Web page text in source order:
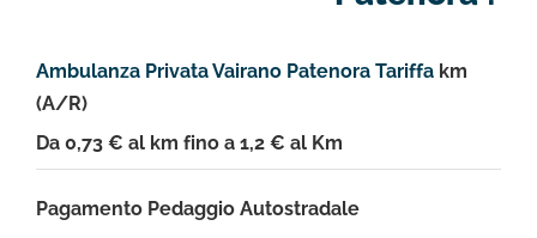
Ambulanza Privata Vairano Patenora Tariffa km
(A/R)
Da 0,73 € al km fino a 1,2 € al Km
Pagamento Pedaggio Autostradale